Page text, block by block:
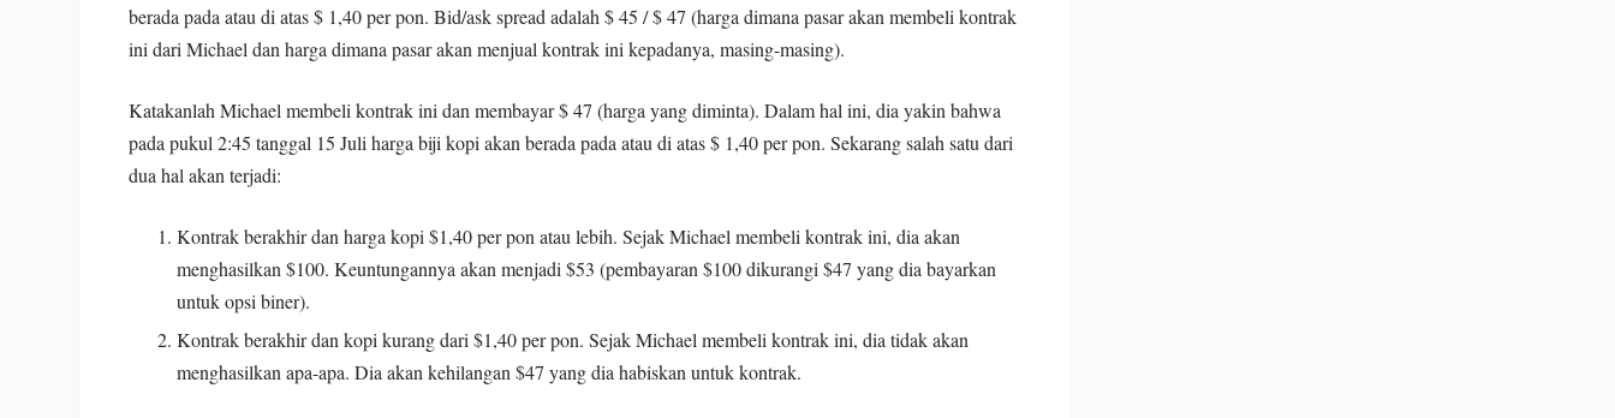
berada pada atau di atas $ 1,40 per pon. Bid/ask spread adalah $ 45 / $ 47 (harga dimana pasar akan membeli kontrak
ini dari Michael dan harga dimana pasar akan menjual kontrak ini kepadanya, masing-masing).
Katakanlah Michael membeli kontrak ini dan membayar $ 47 (harga yang diminta). Dalam hal ini, dia yakin bahwa
pada pukul 2:45 tanggal 15 Juli harga biji kopi akan berada pada atau di atas $ 1,40 per pon. Sekarang salah satu dari
dua hal akan terjadi:
Kontrak berakhir dan harga kopi $1,40 per pon atau lebih. Sejak Michael membeli kontrak ini, dia akan
menghasilkan $100. Keuntungannya akan menjadi $53 (pembayaran $100 dikurangi $47 yang dia bayarkan
untuk opsi biner).
Kontrak berakhir dan kopi kurang dari $1,40 per pon. Sejak Michael membeli kontrak ini, dia tidak akan
menghasilkan apa-apa. Dia akan kehilangan $47 yang dia habiskan untuk kontrak.